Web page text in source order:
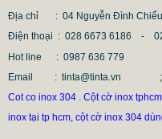
Địa chỉ
: 04 Nguyễn Đình
Điện thoại : 028 6673 6186 -
Hot line
: 0987 636
Email
: tinta@tinta.vn ;
Cot co inox 304 . Cột cờ inox
inox tại tp hcm, cột cờ inox 304